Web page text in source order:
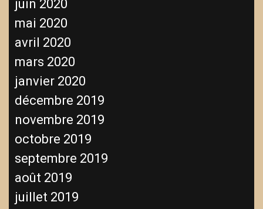
juin 2020
mai 2020
avril 2020
mars 2020
janvier 2020
décembre 2019
novembre 2019
octobre 2019
septembre 2019
août 2019
juillet 2019